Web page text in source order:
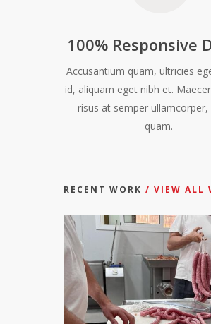
100% Responsive
Accusantium quam, ultricies
id, aliquam eget nibh et.
risus at semper ullamcorper,
quam.
RECENT WORK / VIEW ALL